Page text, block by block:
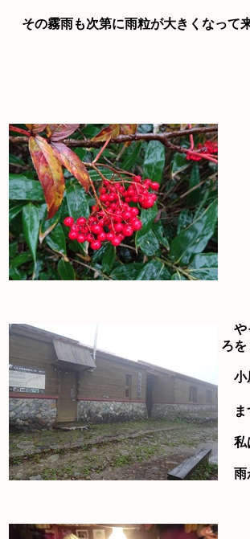
その霧雨も次第に雨粒が大きくなって来
や
ろ
小
ま
私
雨